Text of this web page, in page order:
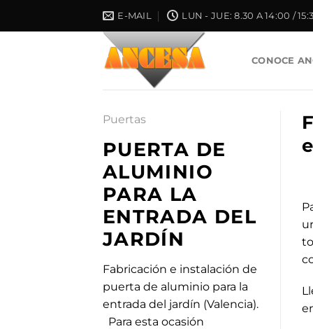
E-MAIL LUN - JUE: 8.30 A 14:00 /
CONOCE
Puertas
PUERTA DE
ALUMINIO
PARA LA
ENTRADA DEL
JARDÍN
Fabricación e instalación de
puerta de aluminio para la
entrada del jardín (Valencia).
Para esta ocasión